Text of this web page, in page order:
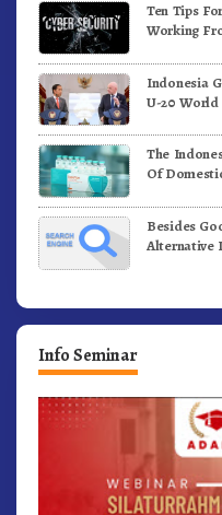
Ten Tips
Working
Indonesia
U-20 World
The
Of
Besides
Alternative
Info Seminar